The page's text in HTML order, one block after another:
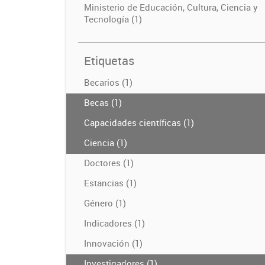
Ministerio de Educación, Cultura, Ciencia y
Tecnología (1)
Etiquetas
Becarios (1)
Becas (1)
Capacidades científicas (1)
Ciencia (1)
Doctores (1)
Estancias (1)
Género (1)
Indicadores (1)
Innovación (1)